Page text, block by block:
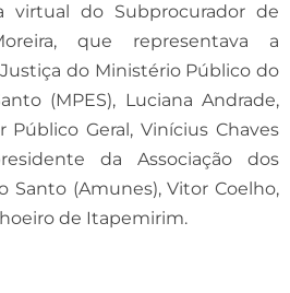
virtual do Subprocurador de
que representava a
do Ministério Público do
(MPES), Luciana Andrade,
Geral, Vinícius Chaves
da Associação dos
Santo (Amunes), Vitor Coelho,
de Itapemirim.